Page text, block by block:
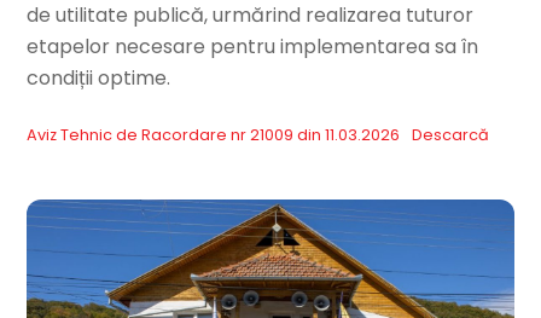
de utilitate publică, urmărind realizarea tuturor
etapelor necesare pentru implementarea sa în
condiții optime.
Aviz Tehnic de Racordare nr 21009 din 11.03.2026 Descarcă